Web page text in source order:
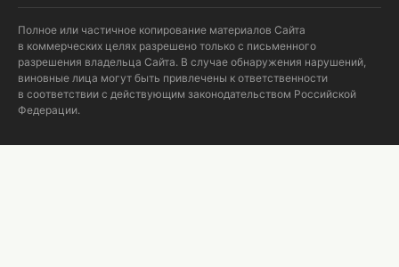
Полное или частичное копирование материалов Сайта
в коммерческих целях разрешено только с письменного
разрешения владельца Сайта. В случае обнаружения нарушений,
виновные лица могут быть привлечены к ответственности
в соответствии с действующим законодательством Российской
Федерации.